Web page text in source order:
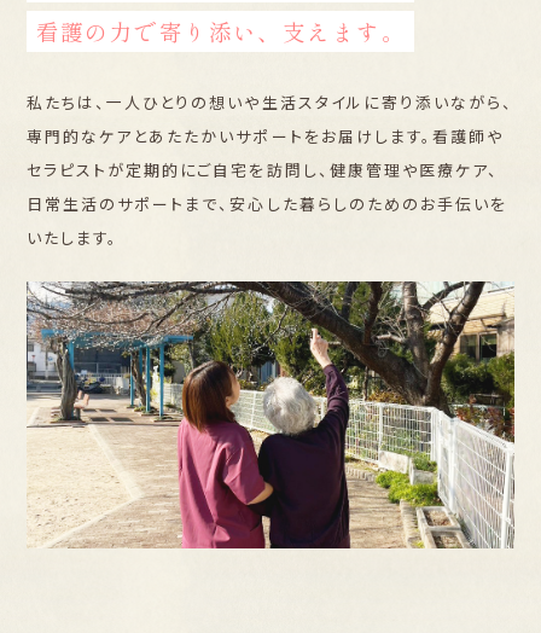
看護の力で寄り添い、支えます。
私たちは、一人ひとりの想いや生活スタイルに寄り添いながら、
専門的なケアとあたたかいサポートをお届けします。看護師や
セラピストが定期的にご自宅を訪問し、健康管理や医療ケア、
日常生活のサポートまで、安心した暮らしのためのお手伝いを
いたします。